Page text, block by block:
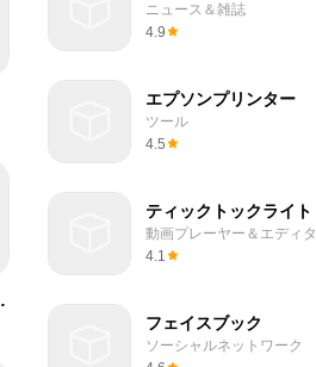
ニュース＆雑誌
4.9
エプソンプリンター
ツール
4.5
ティックトックライト
動画プレーヤー＆エディタ
4.1
フェイスブック
ソーシャルネットワーク